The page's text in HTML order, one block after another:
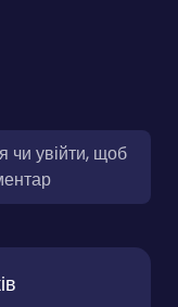
чи увійти, щоб